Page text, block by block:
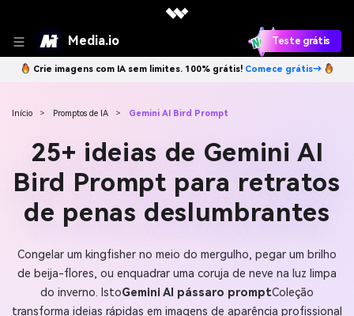
Media.io Teste grátis
Crie imagens com IA sem limites. 100% grátis! Comece grátis→
Início > Promptos de IA > Gemini AI Bird Prompt
25+ ideias de Gemini AI
Bird Prompt para retratos
de penas deslumbrantes
Congelar um kingfisher no meio do mergulho, pegar um brilho
de beija-flores, ou enquadrar uma coruja de neve na luz limpa
do inverno. IstoGemini AI pássaro promptColeção
transforma ideias rápidas em imagens de aparência profissional